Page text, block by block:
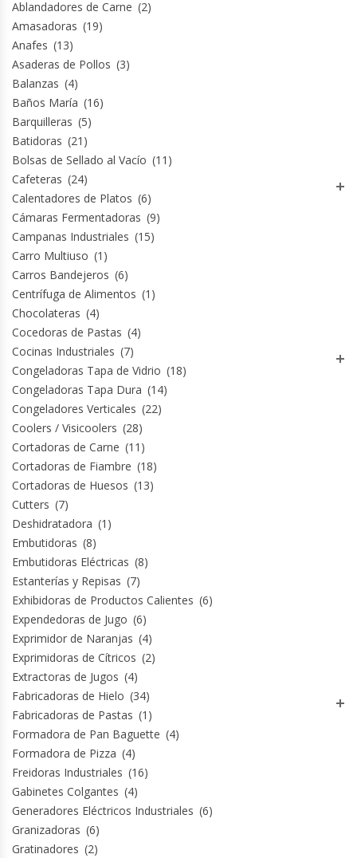
Módulos De Acero Inoxidable
Moledoras De Carne
Molinillos Para Café
Mural De Lácteos
Ofertas Del Mes
Ollas Arroceras
Ovilladoras – Divisoras De Masa
Peladora De Papas
Picador De Hielo
Planchas Churrasqueras
Procesadoras De Alimentos
Puntos De Venta
Rallador De Pan
Ralladoras De Queso
Rebanadoras De Pan De Molde
Refrigeradores Industriales
Repuestos Hornos Turbos
Revolvedoras De Masas
Roller Hot Dog
Salseras
Selladoras
Ablandadores de Carne (2)
Amasadoras (19)
Anafes (13)
Asaderas de Pollos (3)
Balanzas (4)
Baños María (16)
Barquilleras (5)
Batidoras (21)
Bolsas de Sellado al Vacío (11)
Cafeteras (24)
Calentadores de Platos (6)
Cámaras Fermentadoras (9)
Campanas Industriales (15)
Carro Multiuso (1)
Carros Bandejeros (6)
Centrífuga de Alimentos (1)
Chocolateras (4)
Cocedoras de Pastas (4)
Cocinas Industriales (7)
Congeladoras Tapa de Vidrio (18)
Congeladoras Tapa Dura (14)
Congeladores Verticales (22)
Coolers / Visicoolers (28)
Cortadoras de Carne (11)
Cortadoras de Fiambre (18)
Cortadoras de Huesos (13)
Cutters (7)
Deshidratadora (1)
Embutidoras (8)
Embutidoras Eléctricas (8)
Estanterías y Repisas (7)
Exhibidoras de Productos Calientes (6)
Expendedoras de Jugo (6)
Exprimidor de Naranjas (4)
Exprimidoras de Cítricos (2)
Extractoras de Jugos (4)
Fabricadoras de Hielo (34)
Fabricadoras de Pastas (1)
Formadora de Pan Baguette (4)
Formadora de Pizza (4)
Freidoras Industriales (16)
Gabinetes Colgantes (4)
Generadores Eléctricos Industriales (6)
Granizadoras (6)
Gratinadores (2)